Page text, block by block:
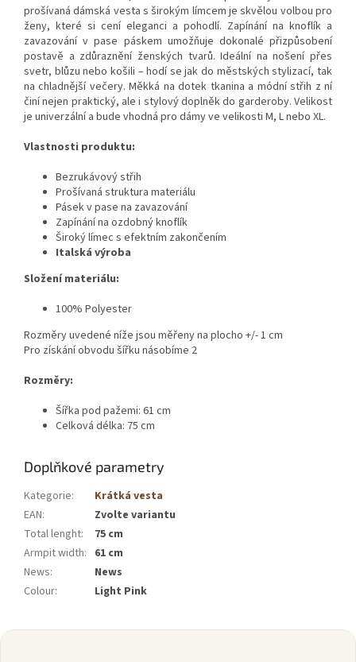
prošívaná dámská vesta s širokým límcem je skvělou volbou pro
ženy, které si cení eleganci a pohodlí. Zapínání na knoflík a
zavazování v pase páskem umožňuje dokonalé přizpůsobení
postavě a zdůraznění ženských tvarů. Ideální na nošení přes
svetr, blůzu nebo košili – hodí se jak do městských stylizací, tak
na chladnější večery. Měkká na dotek tkanina a módní střih z ní
činí nejen praktický, ale i stylový doplněk do garderoby. Velikost
je univerzální a bude vhodná pro dámy ve velikosti M, L nebo XL.
Vlastnosti produktu:
Bezrukávový střih
Prošívaná struktura materiálu
Pásek v pase na zavazování
Zapínání na ozdobný knoflík
Široký límec s efektním zakončením
Italská výroba
Složení materiálu:
100% Polyester
Rozměry uvedené níže jsou měřeny na plocho +/- 1 cm
Pro získání obvodu šířku násobíme 2
Rozměry:
Šířka pod pažemi: 61 cm
Celková délka: 75 cm
Doplňkové parametry
Kategorie:
Krátká vesta
EAN:
Zvolte variantu
Total lenght:
75 cm
Armpit width: 61 cm
News:
News
Colour: Light Pink
Z